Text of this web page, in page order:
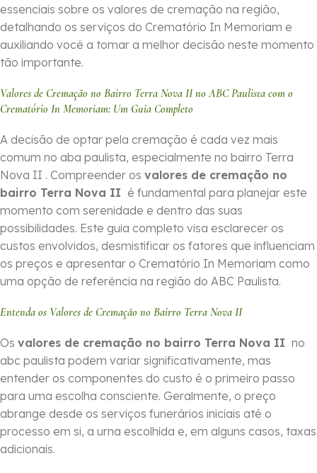
essenciais sobre os valores de cremação na região,
detalhando os serviços do Crematório In Memoriam e
auxiliando você a tomar a melhor decisão neste momento
tão importante.
Valores de Cremação no Bairro Terra Nova II no ABC Paulista com o
Crematório In Memoriam: Um Guia Completo
A decisão de optar pela cremação é cada vez mais
comum no aba paulista, especialmente no bairro Terra
Nova II . Compreender os valores de cremação no
bairro Terra Nova II é fundamental para planejar este
momento com serenidade e dentro das suas
possibilidades. Este guia completo visa esclarecer os
custos envolvidos, desmistificar os fatores que influenciam
os preços e apresentar o Crematório In Memoriam como
uma opção de referência na região do ABC Paulista.
Entenda os Valores de Cremação no Bairro Terra Nova II
Os valores de cremação no bairro Terra Nova II no
abc paulista podem variar significativamente, mas
entender os componentes do custo é o primeiro passo
para uma escolha consciente. Geralmente, o preço
abrange desde os serviços funerários iniciais até o
processo em si, a urna escolhida e, em alguns casos, taxas
adicionais.